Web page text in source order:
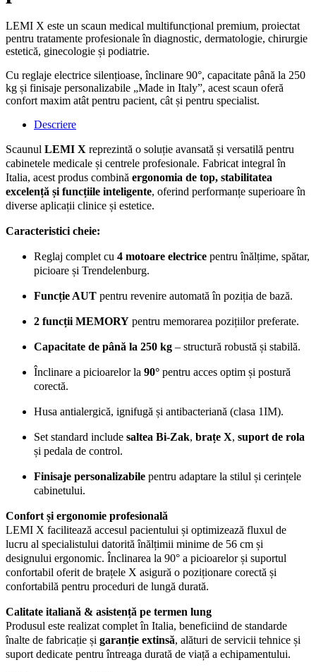
LEMI X este un scaun medical multifuncțional premium, proiectat
pentru tratamente profesionale în diagnostic, dermatologie, chirurgie
estetică, ginecologie și podiatrie.
Cu reglaje electrice silențioase, înclinare 90°, capacitate până la 250
kg și finisaje personalizabile „Made in Italy”, acest scaun oferă
confort maxim atât pentru pacient, cât și pentru specialist.
Descriere
Scaunul LEMI X reprezintă o soluție avansată și versatilă pentru
cabinetele medicale și centrele profesionale. Fabricat integral în
Italia, acest produs combină ergonomia de top, stabilitatea
excelență și funcțiile inteligente, oferind performanțe superioare în
diverse aplicații clinice și estetice.
Caracteristici cheie:
Reglaj complet cu 4 motoare electrice pentru înălțime, spătar,
picioare și Trendelenburg.
Funcție AUT pentru revenire automată în poziția de bază.
2 funcții MEMORY pentru memorarea pozițiilor preferate.
Capacitate de până la 250 kg – structură robustă și stabilă.
Înclinare a picioarelor la 90° pentru acces optim și postură
corectă.
Husa antialergică, ignifugă și antibacteriană (clasa 1IM).
Set standard include saltea Bi-Zak, brațe X, suport de rola
și pedala de control.
Finisaje personalizabile pentru adaptare la stilul și cerințele
cabinetului.
Confort și ergonomie profesională
LEMI X facilitează accesul pacientului și optimizează fluxul de
lucru al specialistului datorită înălțimii minime de 56 cm și
designului ergonomic. Înclinarea la 90° a picioarelor și suportul
confortabil oferit de brațele X asigură o poziționare corectă și
confortabilă pentru proceduri de lungă durată.
Calitate italiană & asistență pe termen lung
Produsul este realizat complet în Italia, beneficiind de standarde
înalte de fabricație și garanție extinsă, alături de servicii tehnice și
suport dedicate pentru întreaga durată de viață a echipamentului.